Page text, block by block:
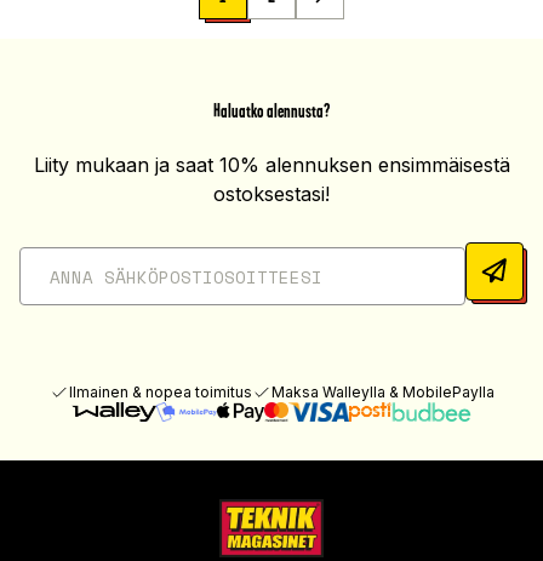
Haluatko alennusta?
Liity mukaan ja saat 10% alennuksen ensimmäisestä
ostoksestasi!
Ilmainen & nopea toimitus Maksa Walleylla & MobilePaylla